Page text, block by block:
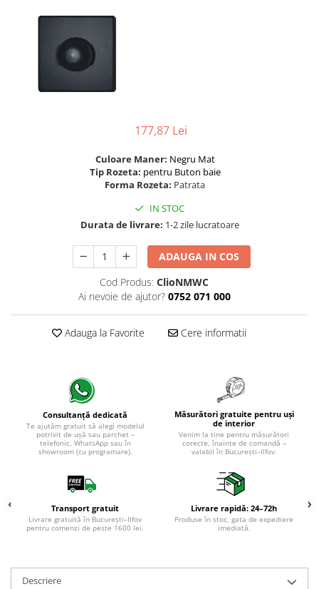
Woodstock 8mm
Woodstock PRO 8mm
Kronotex - Laminat
Amazone 10 mm
Evolution 12 mm
Exquisit 8 mm
Mammut 12 mm
Progress 10 mm
Robusto 12 mm
177,87 Lei
Culoare Maner: Negru Mat
Tip Rozeta: pentru Buton baie
Forma Rozeta: Patrata
IN STOC
Durata de livrare: 1-2 zile lucratoare
ADAUGA IN COS
Cod Produs: ClioNMWC
Ai nevoie de ajutor? 0752 071 000
Adauga la Favorite Cere informatii
Consultanță dedicată
Te ajutăm gratuit să alegi modelul
potrivit de ușă sau parchet –
telefonic, WhatsApp sau în
showroom (cu programare).
Măsurători gratuite pentru uși
de interior
Venim la tine pentru măsurători
corecte, înainte de comandă –
valabil în București–Ilfov.
Transport gratuit
Livrare gratuită în București–Ilfov
pentru comenzi de peste 1600 lei.
Livrare rapidă: 24–72h
Produse în stoc, gata de expediere
imediată.
Descriere